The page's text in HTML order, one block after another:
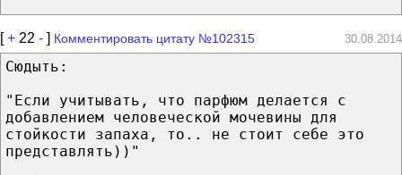
[+ 22 - ] Комментировать цитату №102315 30.08.2014
Сюдыть:
"Если учитывать, что парфюм делается с
добавлением человеческой мочевины для
стойкости запаха, то.. не стоит себе это
представлять))"